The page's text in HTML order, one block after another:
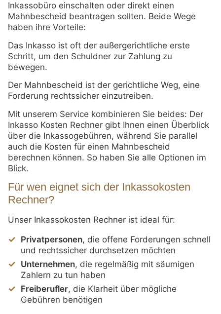
Inkassobüro einschalten oder direkt einen
Mahnbescheid beantragen sollten. Beide Wege
haben ihre Vorteile:
Das Inkasso ist oft der außergerichtliche erste
Schritt, um den Schuldner zur Zahlung zu
bewegen.
Der Mahnbescheid ist der gerichtliche Weg, eine
Forderung rechtssicher einzutreiben.
Mit unserem Service kombinieren Sie beides: Der
Inkasso Kosten Rechner gibt Ihnen einen Überblick
über die Inkassogebühren, während Sie parallel
auch die Kosten für einen Mahnbescheid
berechnen können. So haben Sie alle Optionen im
Blick.
Für wen eignet sich der Inkassokosten
Rechner?
Unser Inkassokosten Rechner ist ideal für:
Privatpersonen, die offene Forderungen schnell
und rechtssicher durchsetzen möchten
Unternehmen, die regelmäßig mit säumigen
Zahlern zu tun haben
Freiberufler, die Klarheit über mögliche
Gebühren benötigen